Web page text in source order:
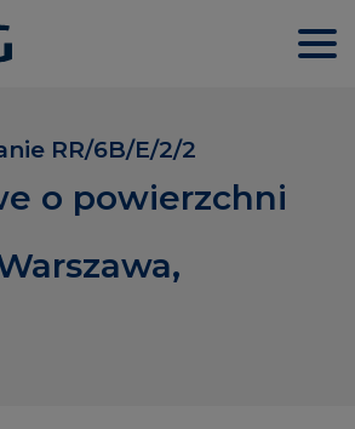
RR/6B/E/2/2
o powierzchni